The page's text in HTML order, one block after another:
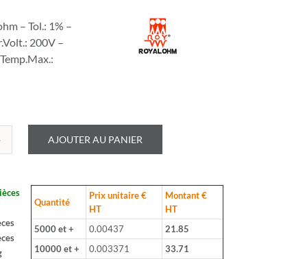
– Tol.: 1% –
200V –
AJOUTER AU PANIER
Quantité
Prix unitaire €
HT
Montant €
HT
5000 et +
0.00437
21.85
10000 et +
0.003371
33.71